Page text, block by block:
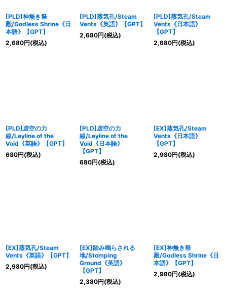
[PLD]神無き祭
殿/Godless Shrine《日
本語》【GPT】
2,680円(税込)
[PLD]蒸気孔/Steam
Vents《英語》【GPT】
2,680円(税込)
[PLD]蒸気孔/Steam
Vents《日本語》
【GPT】
2,680円(税込)
[PLD]虚空の力
線/Leyline of the
Void《英語》【GPT】
680円(税込)
[PLD]虚空の力
線/Leyline of the
Void《日本語》
【GPT】
680円(税込)
[EX]蒸気孔/Steam
Vents《日本語》
【GPT】
2,980円(税込)
[EX]蒸気孔/Steam
Vents《英語》【GPT】
2,980円(税込)
[EX]踏み鳴らされる
地/Stomping
Ground《英語》
【GPT】
2,380円(税込)
[EX]神無き祭
殿/Godless Shrine《日
本語》【GPT】
2,980円(税込)